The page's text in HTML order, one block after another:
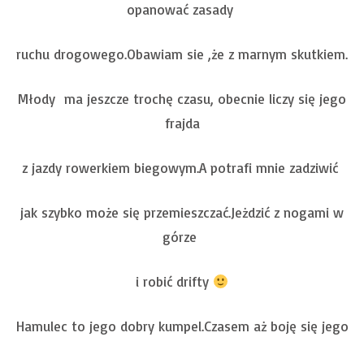
opanować zasady
ruchu drogowego.Obawiam sie ,że z marnym skutkiem.
Młody ma jeszcze trochę czasu, obecnie liczy się jego
frajda
z jazdy rowerkiem biegowym.A potrafi mnie zadziwić
jak szybko może się przemieszczać.Jeżdzić z nogami w
górze
i robić drifty
Hamulec to jego dobry kumpel.Czasem aż boję się jego